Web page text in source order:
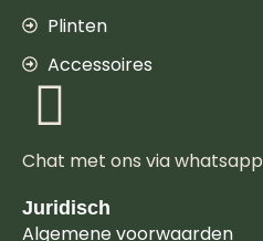
Plinten
Accessoires
Chat met ons via whatsapp
Juridisch
Algemene voorwaarden